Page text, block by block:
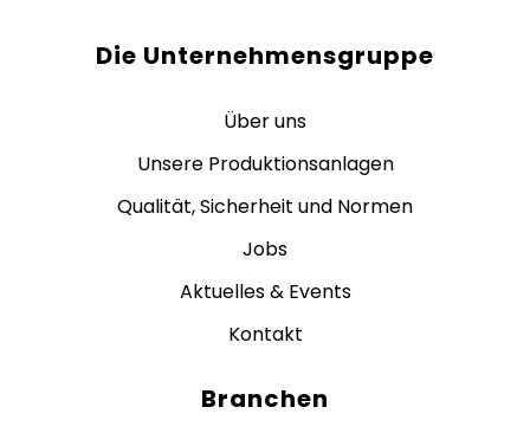
Die Unternehmensgruppe
Über uns
Unsere Produktionsanlagen
Qualität, Sicherheit und Normen
Jobs
Aktuelles & Events
Kontakt
Branchen